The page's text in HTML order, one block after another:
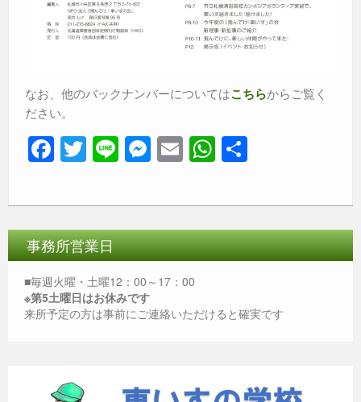
なお、他のバックナンバーについてはこちらからご覧く
ださい。
F
a
c
e
b
o
o
k
T
wi
tt
er
Li
n
e
M
e
ss
e
n
g
er
E
m
ail
W
h
at
s
A
p
事務所営業日
■毎週火曜・土曜12：00～17：00
※第5土曜日はお休みです
来所予定の方は事前にご連絡いただけると確実です